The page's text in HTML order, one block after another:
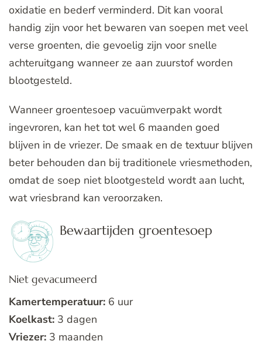
oxidatie en bederf verminderd. Dit kan vooral
handig zijn voor het bewaren van soepen met veel
verse groenten, die gevoelig zijn voor snelle
achteruitgang wanneer ze aan zuurstof worden
blootgesteld.
Wanneer groentesoep vacuümverpakt wordt
ingevroren, kan het tot wel 6 maanden goed
blijven in de vriezer. De smaak en de textuur blijven
beter behouden dan bij traditionele vriesmethoden,
omdat de soep niet blootgesteld wordt aan lucht,
wat vriesbrand kan veroorzaken.
Bewaartijden groentesoep
Niet gevacumeerd
Kamertemperatuur: 6 uur
Koelkast: 3 dagen
Vriezer: 3 maanden